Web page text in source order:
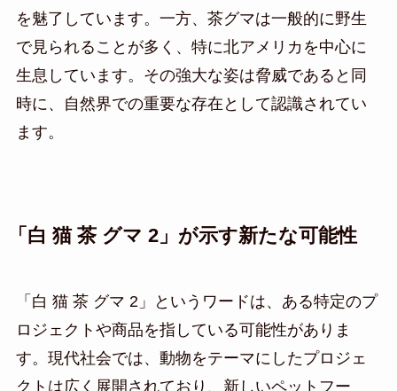
を魅了しています。一方、茶グマは一般的に野生
で見られることが多く、特に北アメリカを中心に
生息しています。その強大な姿は脅威であると同
時に、自然界での重要な存在として認識されてい
ます。
「白 猫 茶 グマ 2」が示す新たな可能性
「白 猫 茶 グマ 2」というワードは、ある特定のプ
ロジェクトや商品を指している可能性がありま
す。現代社会では、動物をテーマにしたプロジェ
クトは広く展開されており、新しいペットフー